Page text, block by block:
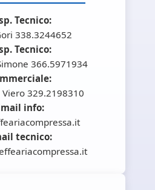
Tecnico:
338.3244652
Tecnico:
366.5971934
329.2198310
info:
tecnico: